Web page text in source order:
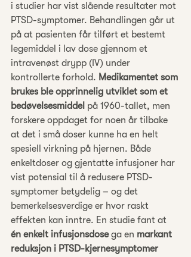
i studier har vist slående resultater mot
PTSD-symptomer. Behandlingen går ut
på at pasienten får tilført et bestemt
legemiddel i lav dose gjennom et
intravenøst drypp (IV) under
kontrollerte forhold. Medikamentet som
brukes ble opprinnelig utviklet som et
bedøvelsesmiddel på 1960-tallet, men
forskere oppdaget for noen år tilbake
at det i små doser kunne ha en helt
spesiell virkning på hjernen. Både
enkeltdoser og gjentatte infusjoner har
vist potensial til å redusere PTSD-
symptomer betydelig – og det
bemerkelsesverdige er hvor raskt
effekten kan inntre. En studie fant at
én enkelt infusjonsdose ga en markant
reduksjon i PTSD-kjernesymptomer